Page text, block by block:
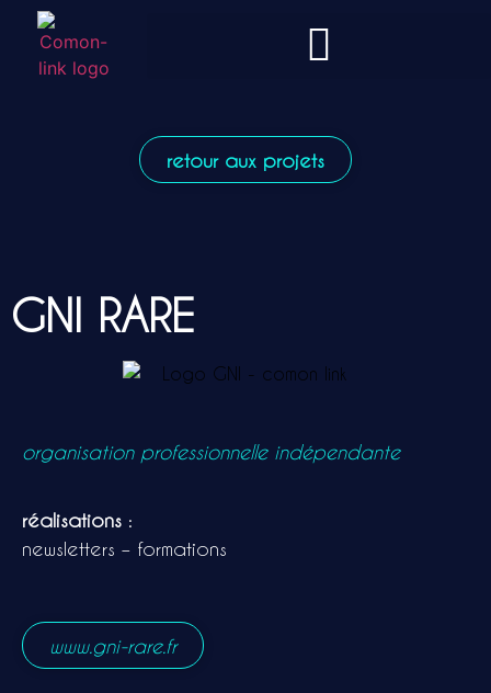
retour aux projets
GNI RARE
organisation professionnelle indépendante
GNI RARE
réalisations :
newsletters – formations
www.gni-rare.fr